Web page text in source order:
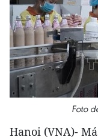
Foto
Hanoi (VNA)-